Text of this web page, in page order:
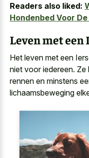
Readers also liked:
Hondenbed Voor
Leven met een
Het leven met een
niet voor iedereen.
rennen en minstens
lichaamsbeweging